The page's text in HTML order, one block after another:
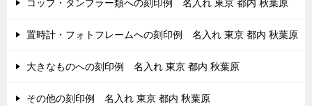
コップ・タンブラー類への刻印例 名入れ 東京 都内 秋葉原
置時計・フォトフレームへの刻印例 名入れ 東京 都内 秋葉原
大きなものへの刻印例 名入れ 東京 都内 秋葉原
その他の刻印例 名入れ 東京 都内 秋葉原